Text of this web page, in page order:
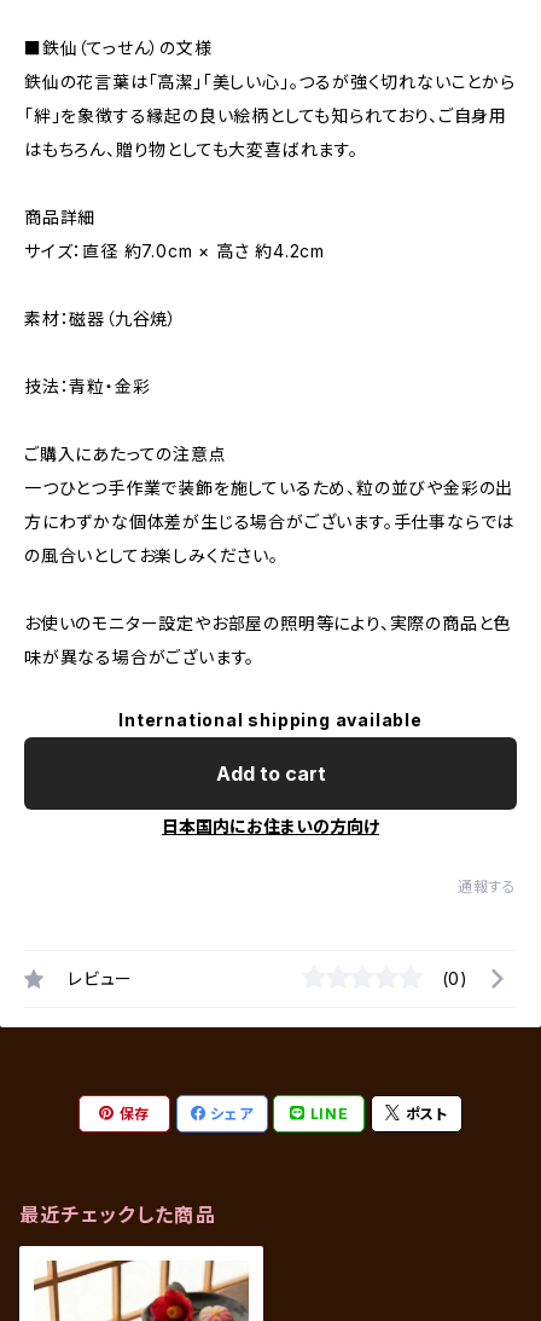
■鉄仙（てっせん）の文様
鉄仙の花言葉は「高潔」「美しい心」。つるが強く切れないことから
「絆」を象徴する縁起の良い絵柄としても知られており、ご自身用
はもちろん、贈り物としても大変喜ばれます。
商品詳細
サイズ：直径 約7.0cm × 高さ 約4.2cm
素材：磁器（九谷焼）
技法：青粒・金彩
ご購入にあたっての注意点
一つひとつ手作業で装飾を施しているため、粒の並びや金彩の出
方にわずかな個体差が生じる場合がございます。手仕事ならでは
の風合いとしてお楽しみください。
お使いのモニター設定やお部屋の照明等により、実際の商品と色
味が異なる場合がございます。
International shipping available
Add to cart
日本国内にお住まいの方向け
通報する
レビュー (0)
保存 シェア LINE ポスト
最近チェックした商品